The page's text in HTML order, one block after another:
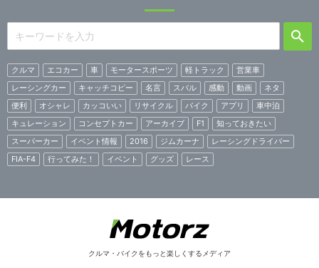
クルマ エコカー 車 モータースポーツ 軽トラック
営業車
レーシングカー
キャッチコピー 名言 スバル 感動 動画
ネタ
便利
オシャレ カッコいい リサイクル バイク アプリ
車中泊
キュレーション
コンセプトカー アーカイブ F1
知っておきたい
スーパーカー
イベント情報 2016 ジムカーナ
レーシングドライバー
FIA-F4
行ってみた！ イベント グッズ レース
クルマ・バイクをもっと楽しくするメディア